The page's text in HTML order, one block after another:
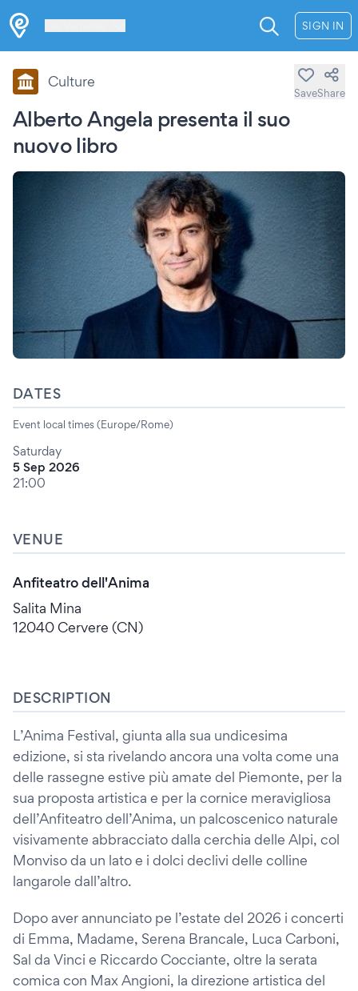
SIGN IN
Alberto Angela presenta il suo
nuovo libro
Culture
SaveShare
DATES
Event local times (Europe/Rome)
Saturday
5 Sep 2026
21:00
VENUE
Anfiteatro dell'Anima
Salita Mina
12040 Cervere (CN)
DESCRIPTION
L’Anima Festival, giunta alla sua undicesima
edizione, si sta rivelando ancora una volta come una
delle rassegne estive più amate del Piemonte, per la
sua proposta artistica e per la cornice meravigliosa
dell’Anfiteatro dell’Anima, un palcoscenico naturale
visivamente abbracciato dalla cerchia delle Alpi, col
Monviso da un lato e i dolci declivi delle colline
langarole dall’altro.
Dopo aver annunciato pe l’estate del 2026 i concerti
di Emma, Madame, Serena Brancale, Luca Carboni,
Sal da Vinci e Riccardo Cocciante, oltre la serata
comica con Max Angioni, la direzione artistica del